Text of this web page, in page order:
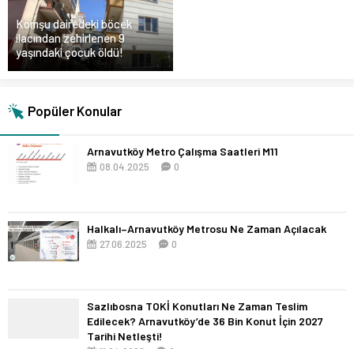
Komşu dairedeki böcek
ilacından zehirlenen 9
yaşındaki çocuk öldü!
Popüler Konular
Arnavutköy Metro Çalışma Saatleri M11
08.04.2025 0
Halkalı–Arnavutköy Metrosu Ne Zaman Açılacak
27.06.2025 0
Sazlıbosna TOKİ Konutları Ne Zaman Teslim
Edilecek? Arnavutköy’de 36 Bin Konut İçin 2027
Tarihi Netleşti!